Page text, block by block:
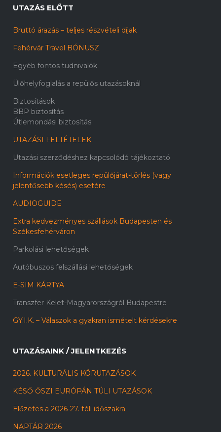
UTAZÁS ELŐTT
Bruttó árazás – teljes részvételi díjak
Fehérvár Travel BÓNUSZ
Egyéb fontos tudnivalók
Ülőhelyfoglalás a repülős utazásoknál
Biztosítások
BBP biztosítás
Útlemondási biztosítás
UTAZÁSI FELTÉTELEK
Utazási szerződéshez kapcsolódó tájékoztató
Információk esetleges repülőjárat-törlés (vagy
jelentősebb késés) esetére
AUDIOGUIDE
Extra kedvezményes szállások Budapesten és
Székesfehérváron
Parkolási lehetőségek
Autóbuszos felszállási lehetőségek
E-SIM KÁRTYA
Transzfer Kelet-Magyarországról Budapestre
GY.I.K. – Válaszok a gyakran ismételt kérdésekre
UTAZÁSAINK / JELENTKEZÉS
2026. KULTURÁLIS KÖRUTAZÁSOK
KÉSŐ ŐSZI EURÓPÁN TÚLI UTAZÁSOK
Előzetes a 2026-27. téli időszakra
NAPTÁR 2026